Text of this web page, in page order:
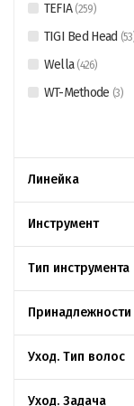
TEFIA (259)
TIGI Bed Head (53
Wella (426)
WT-Methode (3)
Линейка
Инструмент
Тип инструмента
Принадлежности
Уход. Тип волос
Уход. Задача